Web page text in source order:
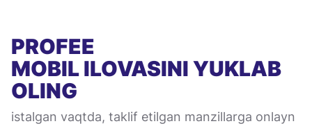
PROFEE
MOBIL ILOVASINIYUKLAB
OLING
istalgan vaqtda, taklif etilgan manzillarga onlayn